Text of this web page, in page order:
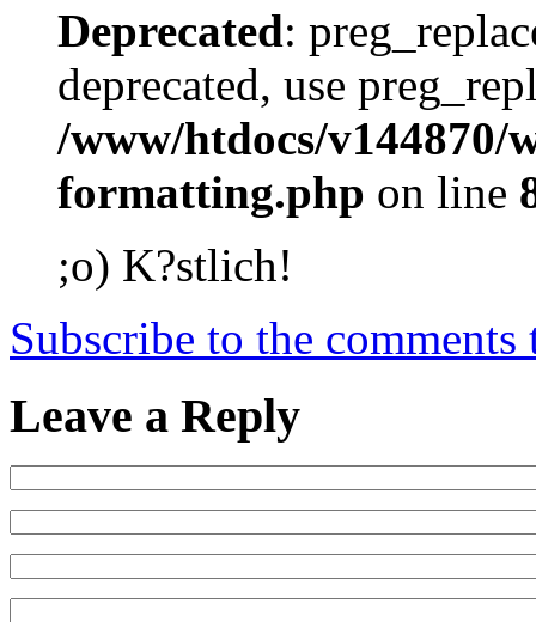
Deprecated:
deprecated, use
/www/htdocs/v144870/
formatting.php on line
;o) K?stlich!
Subscribe to the
Leave a Reply